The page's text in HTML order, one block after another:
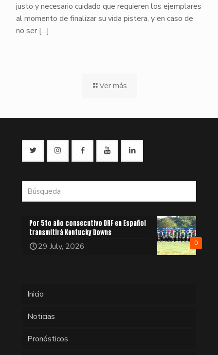
justo y necesario cuidado que requieren los ejemplares
al momento de finalizar su vida pistera, y en caso de
no ser […]
Ver más
0
Por 5to año consecutivo DRF en Español
transmitirá Kentucky Downs
29 July, 2026
Inicio
Noticias
Pronósticos